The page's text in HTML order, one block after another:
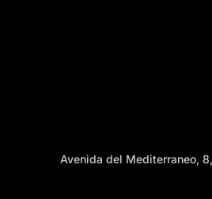
Avenida del Mediterraneo,